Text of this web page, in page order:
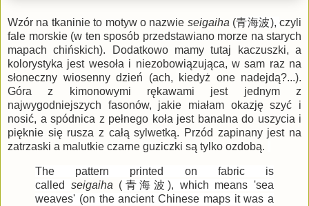
Wzór na tkaninie to motyw o nazwie seigaiha (青海波),czyli
fale morskie (w ten sposób przedstawiano morze na starych
mapach chińskich). Dodatkowo mamy tutaj kaczuszki, a
kolorystyka jest wesoła i niezobowiązująca, w sam raz na
słoneczny wiosenny dzień (ach, kiedyż one nadejdą?...).
Góra z kimonowymi rękawami jest jednym z
najwygodniejszych fasonów, jakie miałam okazję szyć i
nosić, a spódnica z pełnego koła jest banalna do uszycia i
pięknie się rusza z całą sylwetką. Przód zapinany jest na
zatrzaski a malutkie czarne guziczki są tylko ozdobą.
The pattern printed on fabric is
called
seigaiha ( 青海波), which means 'sea
weaves' (on the ancient Chinese maps it was a